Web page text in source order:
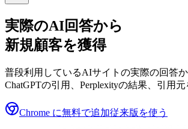
実際のAI回答から
新規顧客を獲得
普段利用しているAIサイトの実際の回答
ChatGPTの引用、Perplexityの結果、引用
Chrome に無料で追加従来版を使う